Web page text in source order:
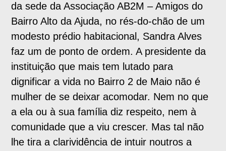
da sede da Associação AB2M – Amigos do
Bairro Alto da Ajuda, no rés-do-chão de um
modesto prédio habitacional, Sandra Alves
faz um de ponto de ordem. A presidente da
instituição que mais tem lutado para
dignificar a vida no Bairro 2 de Maio não é
mulher de se deixar acomodar. Nem no que
a ela ou à sua família diz respeito, nem à
comunidade que a viu crescer. Mas tal não
lhe tira a clarividência de intuir noutros a